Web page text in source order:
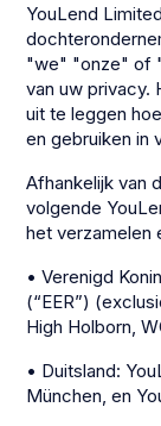
YouLend
"we" "onze" of
van uw privacy.
uit te leggen
en gebruiken in
Afhankelijk van
volgende
het verzamelen
• Verenigd
(“EER”)
High Holborn,
• Duitsland:
München, en